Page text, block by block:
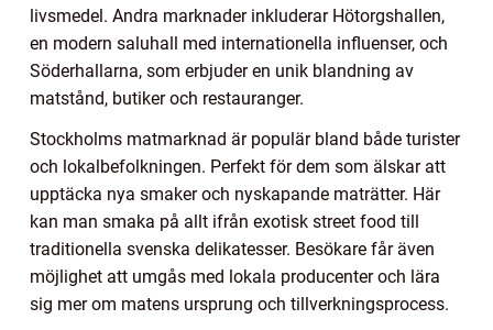
livsmedel. Andra marknader inkluderar Hötorgshallen,
en modern saluhall med internationella influenser, och
Söderhallarna, som erbjuder en unik blandning av
matstånd, butiker och restauranger.
Stockholms matmarknad är populär bland både turister
och lokalbefolkningen. Perfekt för dem som älskar att
upptäcka nya smaker och nyskapande maträtter. Här
kan man smaka på allt ifrån exotisk street food till
traditionella svenska delikatesser. Besökare får även
möjlighet att umgås med lokala producenter och lära
sig mer om matens ursprung och tillverkningsprocess.